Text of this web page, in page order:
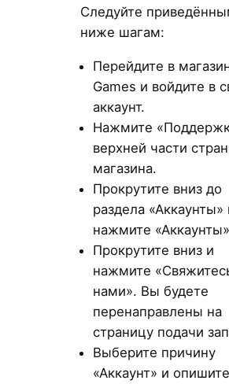
Следуйте
ниже шагам:
Перейдите в
Games и войдите в
аккаунт.
Нажмите
верхней части
магазина.
Прокрутите вниз до
раздела «Аккаунты»
нажмите
Прокрутите вниз и
нажмите
нами». Вы будете
перенаправлены на
страницу подачи
Выберите причину
«Аккаунт» и